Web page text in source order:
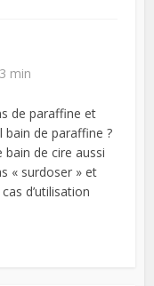
min
de paraffine et
de paraffine ?
bain de cire aussi
« surdoser » et
d’utilisation